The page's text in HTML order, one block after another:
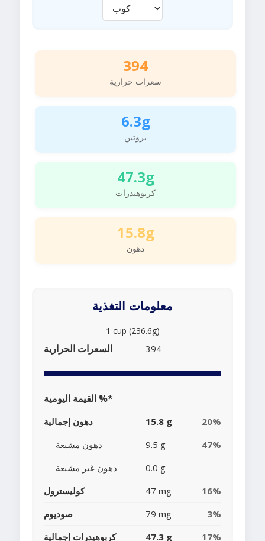
394
سعرات حرارية
6.3g
بروتين
47.3g
كربوهيدرات
15.8g
دهون
معلومات التغذية
1 cup (236.6g)
السعرات الحرارية 394
القيمة اليومية %*
دهون إجمالية 15.8 g
20%
دهون مشبعة
9.5 g
47%
دهون غير مشبعة
0.0 g
كوليسترول
47 mg
16%
صوديوم
79 mg
3%
كربوهيدرات إجمالية
47.3 g 17%